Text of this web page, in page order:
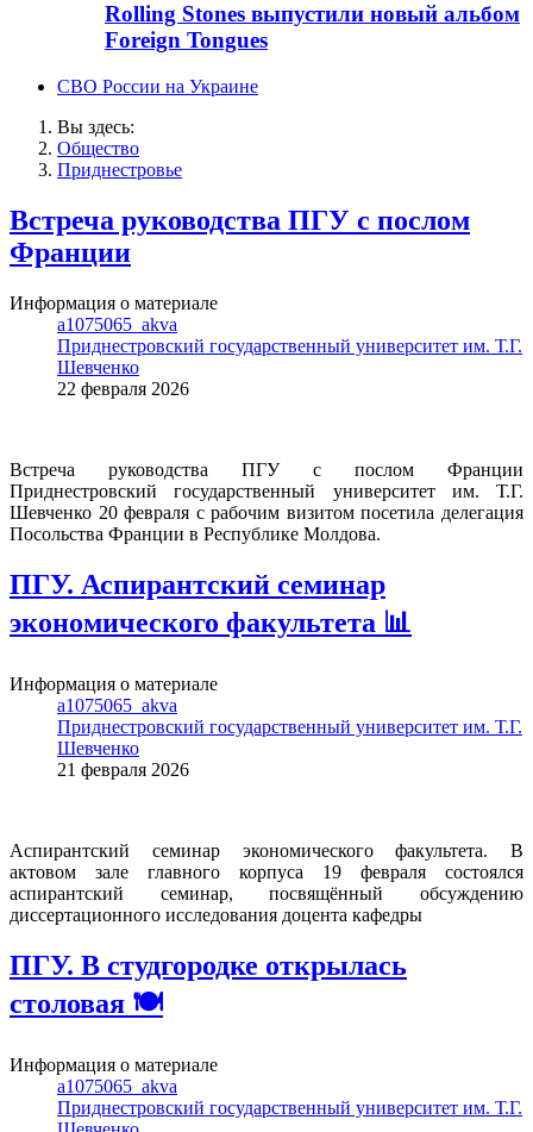
Rolling Stones выпустили новый альбом
Foreign Tongues
СВО России на Украине
Вы здесь:
Общество
Приднестровье
Встреча руководства ПГУ с послом
Франции
Информация о материале
a1075065_akva
Приднестровский государственный университет им. Т.Г.
Шевченко
22 февраля 2026
Встреча руководства ПГУ с послом Франции
Приднестровский государственный университет им. Т.Г.
Шевченко 20 февраля с рабочим визитом посетила делегация
Посольства Франции в Республике Молдова.
ПГУ. Аспирантский семинар
экономического факультета 📊
Информация о материале
a1075065_akva
Приднестровский государственный университет им. Т.Г.
Шевченко
21 февраля 2026
Аспирантский семинар экономического факультета. В
актовом зале главного корпуса 19 февраля состоялся
аспирантский семинар, посвящённый обсуждению
диссертационного исследования доцента кафедры
ПГУ. В студгородке открылась
столовая 🍽
Информация о материале
a1075065_akva
Приднестровский государственный университет им. Т.Г.